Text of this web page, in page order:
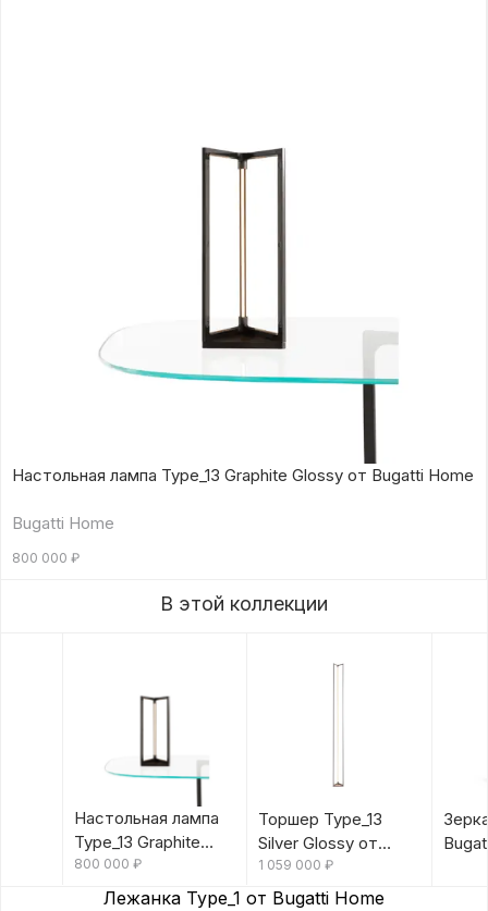
Настольная лампа Type_13 Graphite Glossy от Bugatti Home
Bugatti Home
800 000 ₽
В этой коллекции
Настольная лампа
Type_13 Graphite
Glossy от Bugatti
Home
800 000 ₽
Торшер Type_13
Silver Glossy от
Bugatti Home
1 059 000 ₽
Лежанка Type_1 от Bugatti Home